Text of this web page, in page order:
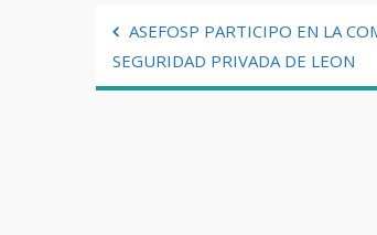
Navegación
de
ASEFOSP PARTICIPO EN LA
SEGURIDAD PRIVADA DE LEON